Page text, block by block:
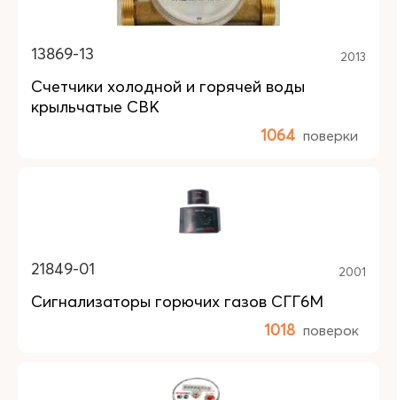
13869-13 2013
Счетчики холодной и горячей воды
крыльчатые СВК
1064 поверки
21849-01 2001
Сигнализаторы горючих газов СГГ6М
1018 поверок